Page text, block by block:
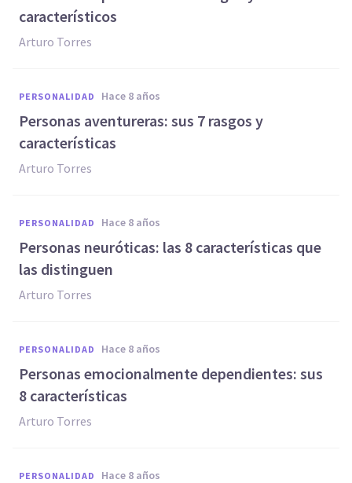
característicos
Arturo Torres
PERSONALIDAD hace 8 años
Personas aventureras: sus 7 rasgos y
características
Arturo Torres
PERSONALIDAD hace 8 años
Personas neuróticas: las 8 características que
las distinguen
Arturo Torres
PERSONALIDAD hace 8 años
Personas emocionalmente dependientes: sus
8 características
Arturo Torres
PERSONALIDAD hace 8 años